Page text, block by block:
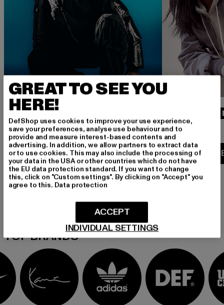
ENTDECKE NEUE
BRANDS
FINDE
STYLE
TOP BRANDS
GREAT TO SEE YOU
HERE!
DefShop uses cookies to improve your use experience,
save your preferences, analyse use behaviour and to
provide and measure interest-based contents and
advertising. In addition, we allow partners to extract data
or to use cookies. This may also include the processing of
your data in the USA or other countries which do not have
the EU data protection standard. If you want to change
this, click on "Custom settings". By clicking on "Accept" you
agree to this. Data protection
INDIVIDUAL SETTINGS
ACCEPT